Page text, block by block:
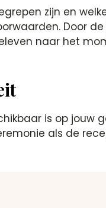
zijn en
Door
naar het
is op jouw
als de